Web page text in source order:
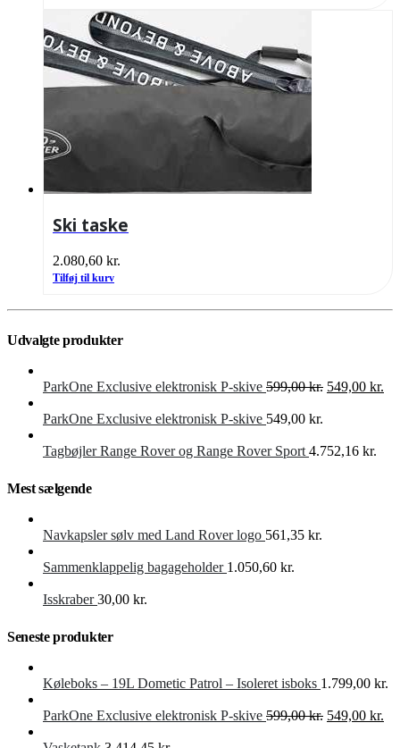
Ski taske
2.080,60 kr.
Tilføj til kurv
Udvalgte produkter
ParkOne Exclusive elektronisk P-skive 599,00kr. Den
599,00 kr..
549,00 kr.
ParkOne Exclusive elektronisk P-skive 549,00 kr.
Tagbøjler Range Rover og Range Rover Sport 4.752,16 kr.
Mest sælgende
Navkapsler sølv med Land Rover logo 561,35 kr.
Sammenklappelig bagageholder 1.050,60 kr.
Isskraber 30,00 kr.
Seneste produkter
Køleboks – 19L Dometic Patrol – Isoleret isboks 1.799,00 kr.
ParkOne Exclusive elektronisk P-skive 599,00kr. Den
549,00 kr.